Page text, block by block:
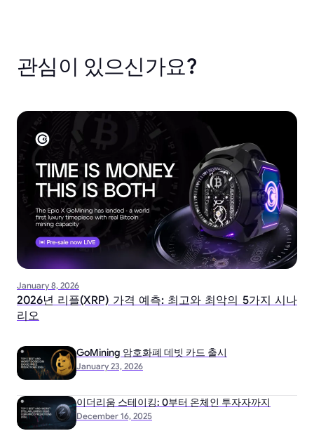
관심이 있으신가요?
January 8, 2026
2026년 리플(XRP) 가격 예측: 최고와 최악의 5가지 시나
리오
January 23, 2026
GoMining 암호화폐 데빗 카드 출시
December 16, 2025
이더리움 스테이킹: 0부터 온체인 투자자까지